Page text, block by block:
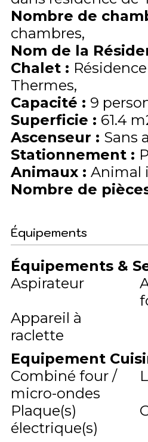
Nombre de
chambres
Nom de la
Chalet :
Thermes
Capacité : 9
Superficie : 61.4
Ascenseur : Sans
Stationnement :
Animaux : Animal
Nombre de
Équipements
Équipements &
Aspirateur
Appareil à
raclette
Equipement
Combiné four /
micro-ondes
Plaque(s)
électrique(s)